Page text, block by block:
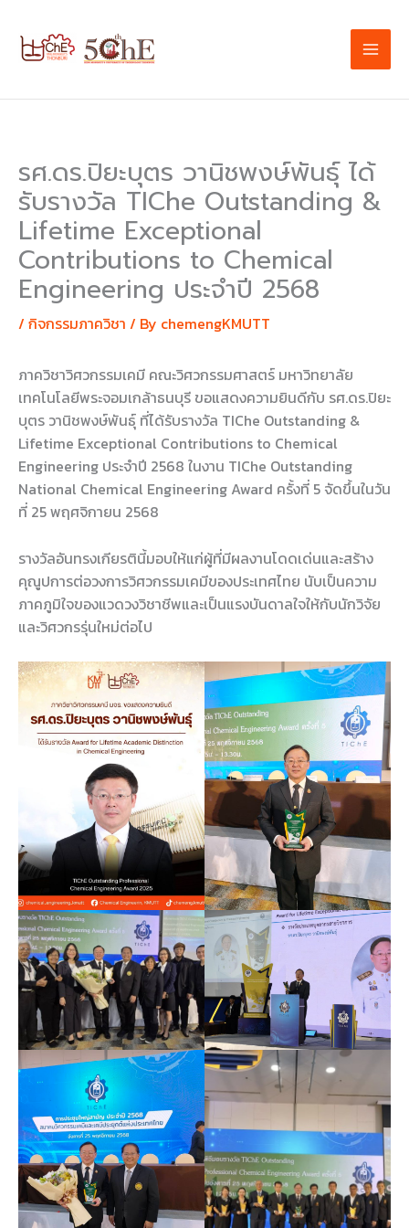
content
รศ.ดร.ปิยะบุตร วานิชพงษ์พันธุ์ ได้
รับรางวัล TIChe Outstanding &
Lifetime Exceptional
Contributions to Chemical
Engineering ประจำปี 2568
/ กิจกรรมภาควิชา / By chemengKMUTT
ภาควิชาวิศวกรรมเคมี คณะวิศวกรรมศาสตร์ มหาวิทยาลัย
เทคโนโลยีพระจอมเกล้าธนบุรี ขอแสดงความยินดีกับ รศ.ดร.ปิยะ
บุตร วานิชพงษ์พันธุ์ ที่ได้รับรางวัล TIChe Outstanding &
Lifetime Exceptional Contributions to Chemical
Engineering ประจำปี 2568 ในงาน TIChe Outstanding
National Chemical Engineering Award ครั้งที่ 5 จัดขึ้นในวัน
ที่ 25 พฤศจิกายน 2568
รางวัลอันทรงเกียรตินี้มอบให้แก่ผู้ที่มีผลงานโดดเด่นและสร้าง
คุณูปการต่อวงการวิศวกรรมเคมีของประเทศไทย นับเป็นความ
ภาคภูมิใจของแวดวงวิชาชีพและเป็นแรงบันดาลใจให้กับนักวิจัย
และวิศวกรรุ่นใหม่ต่อไป